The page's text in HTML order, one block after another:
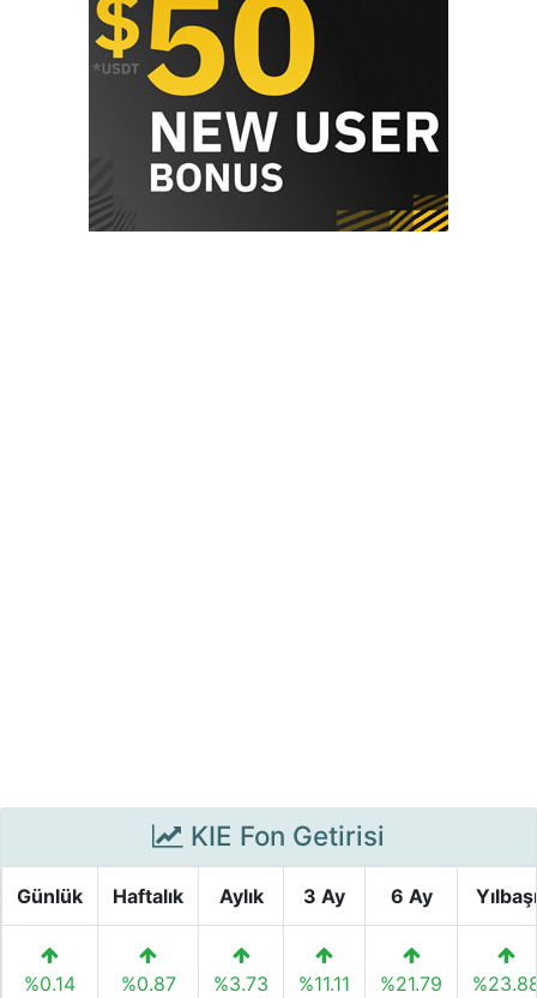
KIE Fon Getirisi
Günlük Haftalık Aylık 3 Ay 6 Ay Yılbaşı
%0.14 %0.87 %3.73 %11.11 %21.79